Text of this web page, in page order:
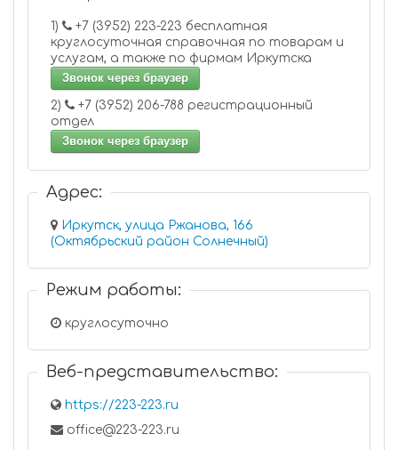
1)
круглосуточная справочная по товарам и
услугам, а также по фирмам Иркутска
Звонок через браузер
2)
отдел
Звонок через браузер
Адрес:
Иркутск, улица Ржанова, 166
(Октябрьский район Солнечный)
Режим работы:
круглосуточно
Веб-представительство:
https://223-223.ru
office@223-223.ru